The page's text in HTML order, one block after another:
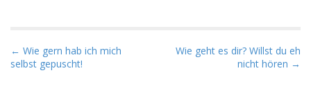
P
o
← Wie gern hab ich mich
selbst gepuscht!
Wie geht es dir? Willst du eh
nicht hören →